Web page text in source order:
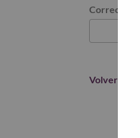
Restablece
Correo
Volver